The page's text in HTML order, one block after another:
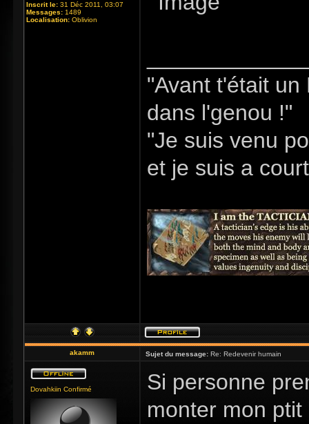
Inscrit le: 31 Déc 2011, 03:07
Messages: 1489
Localisation: Oblivion
"Avant t'était
dans l'genou !"
"Je suis venu
et je suis a
akamm Sujet du message: Re: Redevenir humain
Dovahkiin Confirmé
Si personne
monter mon